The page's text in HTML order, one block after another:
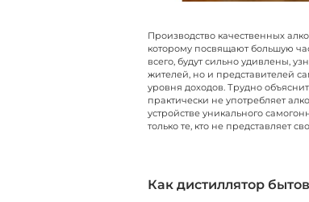
Производство качественных
которому посвящают большую
всего, будут сильно удивлены,
жителей, но и представителей
уровня доходов. Трудно
практически не употребляет
устройстве уникального
только те, кто не представляет
Как дистиллятор